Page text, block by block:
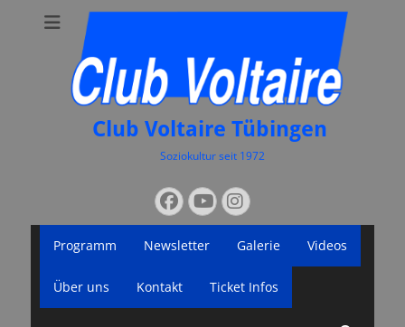
Club Voltaire Tübingen
Soziokultur seit 1972
nach:
Facebook
YouTube
Instagram
Menü
Inhalt
Programm Newsletter Galerie Videos
Über uns Kontakt Ticket Infos